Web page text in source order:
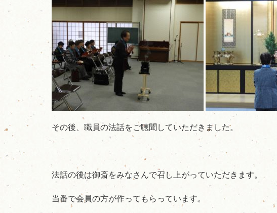
その後、職員の法話をご聴聞していただきました。
法話の後は御斎をみなさんで召し上がっていただきます。
当番で会員の方が作ってもらっています。